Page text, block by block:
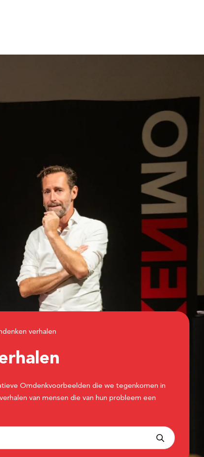
verhalen
Omdenkvoorbeelden die we tegenkomen in
van mensen die van hun probleem een